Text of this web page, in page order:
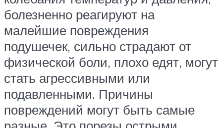
болезненно реагируют на
малейшие повреждения
подушечек, сильно страдают от
физической боли, плохо едят, могут
стать агрессивными или
подавленными. Причины
повреждений могут быть самые